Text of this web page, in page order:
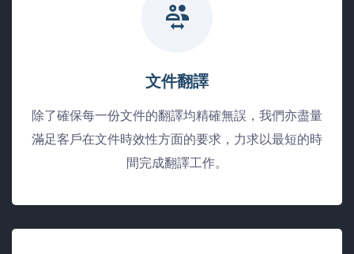
文件翻譯
除了確保每一份文件的翻譯均精確無誤，我們亦盡量
滿足客戶在文件時效性方面的要求，力求以最短的時
間完成翻譯工作。